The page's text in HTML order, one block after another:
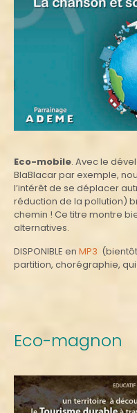
Eco-mobile . Avec le
BlaBlacar par exemple,
l’intérêt de se déplacer
réduction de la pollution)
chemin ! Ce titre montre
alternatives.
DISPONIBLE en MP3
partition, chorégraphie,
Eco-magnon